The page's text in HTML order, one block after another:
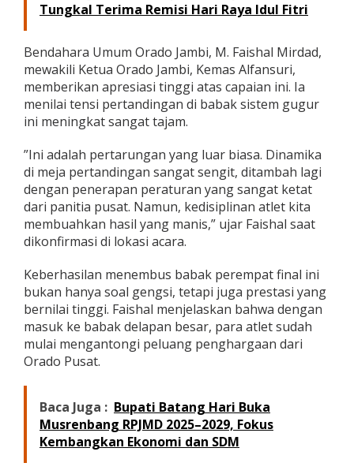
m
t
F
i
n
a
l
Tungkal Terima Remisi Hari Raya Idul Fitri
Bendahara Umum Orado Jambi, M. Faishal Mirdad,
mewakili Ketua Orado Jambi, Kemas Alfansuri,
memberikan apresiasi tinggi atas capaian ini. Ia
menilai tensi pertandingan di babak sistem gugur
ini meningkat sangat tajam.
​”Ini adalah pertarungan yang luar biasa. Dinamika
di meja pertandingan sangat sengit, ditambah lagi
dengan penerapan peraturan yang sangat ketat
dari panitia pusat. Namun, kedisiplinan atlet kita
membuahkan hasil yang manis,” ujar Faishal saat
dikonfirmasi di lokasi acara.
Keberhasilan menembus babak perempat final ini
bukan hanya soal gengsi, tetapi juga prestasi yang
bernilai tinggi. Faishal menjelaskan bahwa dengan
masuk ke babak delapan besar, para atlet sudah
mulai mengantongi peluang penghargaan dari
Orado Pusat.
Baca Juga : Bupati Batang Hari Buka
Musrenbang RPJMD 2025–2029, Fokus
Kembangkan Ekonomi dan SDM